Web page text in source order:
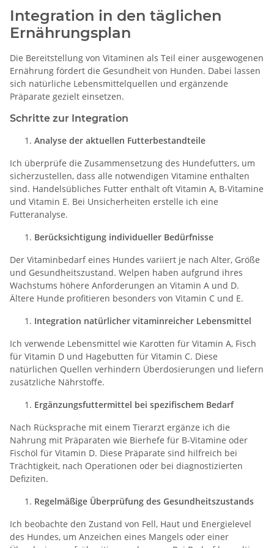
Integration in den täglichen
Ernährungsplan
Die Bereitstellung von Vitaminen als Teil einer ausgewogenen
Ernährung fördert die Gesundheit von Hunden. Dabei lassen
sich natürliche Lebensmittelquellen und ergänzende
Präparate gezielt einsetzen.
Schritte zur Integration
Analyse der aktuellen Futterbestandteile
Ich überprüfe die Zusammensetzung des Hundefutters, um
sicherzustellen, dass alle notwendigen Vitamine enthalten
sind. Handelsübliches Futter enthält oft Vitamin A, B-Vitamine
und Vitamin E. Bei Unsicherheiten erstelle ich eine
Futteranalyse.
Berücksichtigung individueller Bedürfnisse
Der Vitaminbedarf eines Hundes variiert je nach Alter, Größe
und Gesundheitszustand. Welpen haben aufgrund ihres
Wachstums höhere Anforderungen an Vitamin A und D.
Ältere Hunde profitieren besonders von Vitamin C und E.
Integration natürlicher vitaminreicher Lebensmittel
Ich verwende Lebensmittel wie Karotten für Vitamin A, Fisch
für Vitamin D und Hagebutten für Vitamin C. Diese
natürlichen Quellen verhindern Überdosierungen und liefern
zusätzliche Nährstoffe.
Ergänzungsfuttermittel bei spezifischem Bedarf
Nach Rücksprache mit einem Tierarzt ergänze ich die
Nahrung mit Präparaten wie Bierhefe für B-Vitamine oder
Fischöl für Vitamin D. Diese Präparate sind hilfreich bei
Trächtigkeit, nach Operationen oder bei diagnostizierten
Defiziten.
Regelmäßige Überprüfung des Gesundheitszustands
Ich beobachte den Zustand von Fell, Haut und Energielevel
des Hundes, um Anzeichen eines Mangels oder einer